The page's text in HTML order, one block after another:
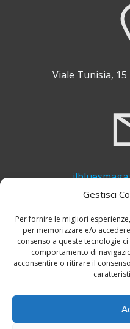
Gestisci
Per fornire le migliori
per memorizzare e/o
consenso a queste tecnologie
comportamento di
acconsentire o ritirare il
Viale Tunisia,
+39